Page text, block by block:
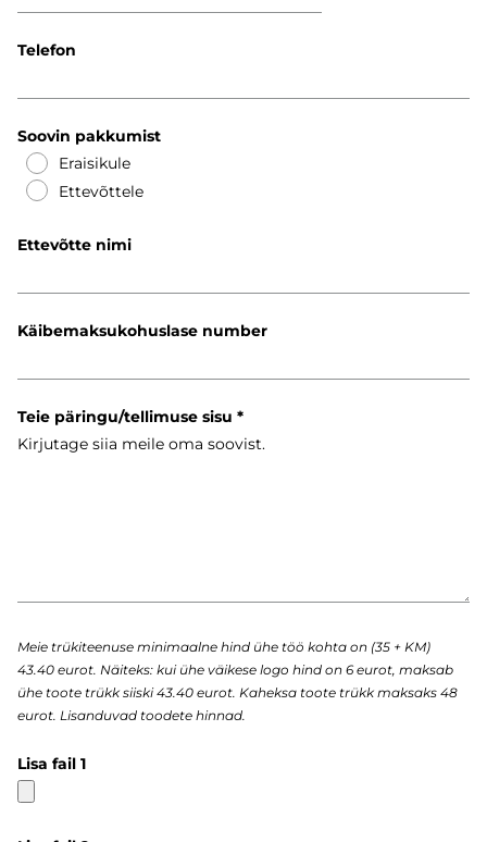
Telefon
Soovin pakkumist
Eraisikule
Ettevõttele
Ettevõtte nimi
Käibemaksukohuslase number
Teie päringu/tellimuse sisu
Meie trükiteenuse minimaalne hind ühe töö kohta on (35 + KM)
43.40 eurot. Näiteks: kui ühe väikese logo hind on 6 eurot, maksab
ühe toote trükk siiski 43.40 eurot. Kaheksa toote trükk maksaks 48
eurot. Lisanduvad toodete hinnad.
Lisa fail 1